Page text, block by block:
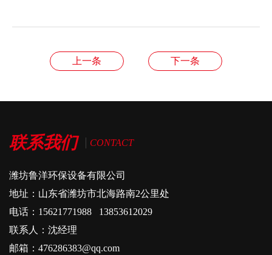
上一条 下一条
联系我们 CONTACT
潍坊鲁洋环保设备有限公司
地址：山东省潍坊市北海路南2公里处
电话：15621771988 13853612029
联系人：沈经理
邮箱：476286383@qq.com